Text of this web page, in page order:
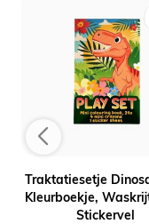
Traktatiesetje
Kleurboekje,
Stickervel